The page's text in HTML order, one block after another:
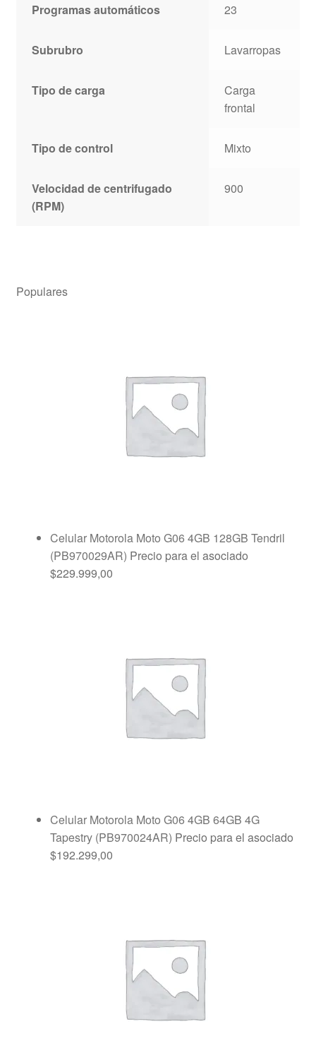
Programas automáticos 23
Subrubro Lavarropas
Tipo de carga
Carga
frontal
Tipo de control Mixto
Velocidad de centrifugado
(RPM)
900
Populares
Celular Motorola Moto G06 4GB 128GB Tendril
(PB970029AR) Precio para el asociado
$229.999,00
Celular Motorola Moto G06 4GB 64GB 4G
Tapestry (PB970024AR) Precio para el asociado
$192.299,00